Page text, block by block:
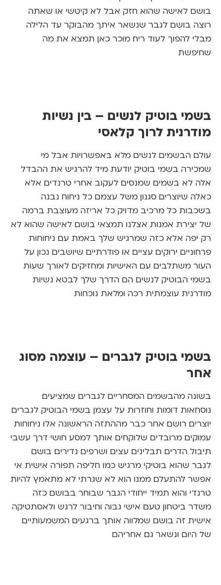
לאישה שהוא חזק אבל לא קיטשי או שאתה
בושם לגבר שנשאר איתך מהבוקר עד הלילה
להפוך לעוד ריח מוכר כאן תמצא את מה
בוטיק לנשים – בין נשיות
לרוך קלאסי
הבשמים לנשים מלא באפשרויות אבל מי
בשמי בוטיק יודעת מיד להרגיש את ההבדל
בשמים שמנסים לעקוב אחרי טרנדים אלא
שיוצרים סגנון משל עצמם כל ניחוח נבנה
כל מרכיב מדויק כל אריזה מעוצבת ברמה
אמנות אצלנו תמצאי בושם לאישה שהוא לא
אלא כזה שמרגיש שלך באמת עם ניחוחות
ירוקים עציים או פודרתיים שיושבים נכון על
משתלבים עם האישיות ומחזיקים לאורך שעות
הבוטיק לנשים הם הדרך שלך לבטא נשיות
עוצמתית רכה ומלאת נוכחות
בוטיק לגברים – עוצמה מסוג
מהבשמים המסחריים לגברים שמציעים
דומות וחוזרות על עצמן בשמי הבוטיק לגברים
רושם אחר כבר מההתזה הראשונה אלו ניחוחות
מרובדים שלוקחים אותך למסע חושי דרך עשבי
הדרים תבלינים עצים ושרפים נדירים בושם
שהוא בוטיקי מרגיש כמו חליפה תפורה אישית אי
להתעלם ממנו הוא לא שגרתי לא מתאמץ להיות
והוא תמיד ייחודי הגבר שבוחר בבושם כזה
ביטחון טעם אישי גבוה וחיבור לרגש ולאסתטיקה
זה בושם שמלווה אותך ברגעים המשמעותיים
ונשאר גם אחריהם